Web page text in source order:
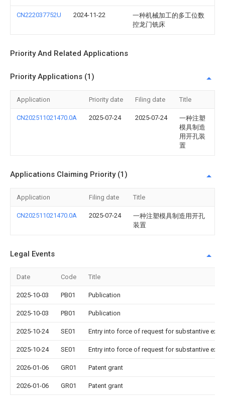
CN222037752U 2024-11-22
一种机械加工的多工位数
控龙门铣床
Priority And Related Applications
Priority Applications (1)
Application Priority date Filing date Title
CN202511021470.0A 2025-07-24 2025-07-24
一种注塑
模具制造
用开孔装
置
Applications Claiming Priority (1)
Application Filing date Title
CN202511021470.0A 2025-07-24
一种注塑模具制造用开孔
装置
Legal Events
Date Code Title
2025-10-03 PB01 Publication
2025-10-03 PB01 Publication
2025-10-24 SE01 Entry into force of request for substantive
2025-10-24 SE01 Entry into force of request for substantive
2026-01-06 GR01 Patent grant
2026-01-06 GR01 Patent grant